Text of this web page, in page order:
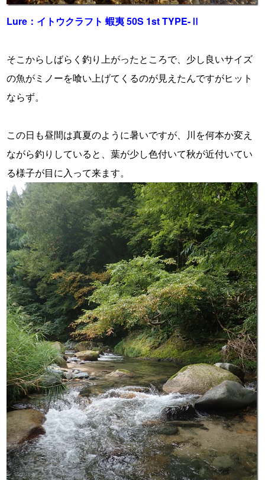
Lure：イトウクラフト 蝦夷 50S 1st TYPE-Ⅱ
そこからしばらく釣り上がったところで、少し良いサイズ
の魚がミノーを喰い上げてくるのが見えたんですがヒット
ならず。
この日も昼間は真夏のように暑いですが、川を何本か変え
ながら釣りしていると、葉が少し色付いて秋が近付いてい
る様子が目に入って来ます。